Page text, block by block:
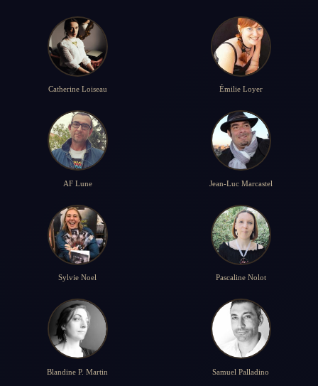
Catherine Loiseau Émilie Loyer
AF Lune Jean-Luc Marcastel
Sylvie Noel Pascaline Nolot
Blandine P. Martin Samuel Palladino